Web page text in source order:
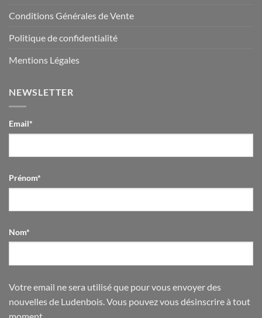
Conditions Générales de Vente
Politique de confidentialité
Mentions Légales
NEWSLETTER
Email*
Prénom*
Nom*
Votre email ne sera utilisé que pour vous envoyer des
nouvelles de Ludenbois. Vous pouvez vous désinscrire à tout
moment.